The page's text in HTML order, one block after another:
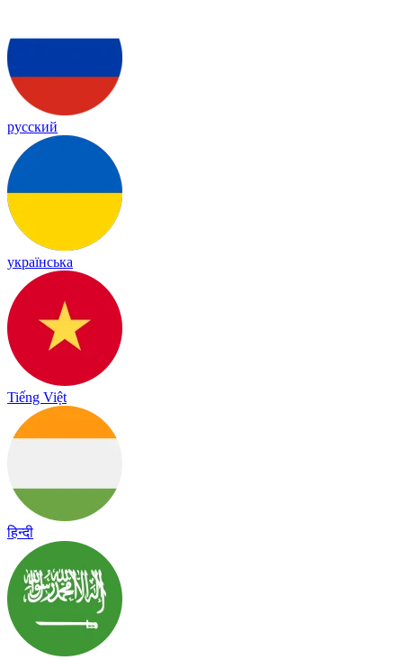
русский
українська
Tiếng Việt
हिन्दी